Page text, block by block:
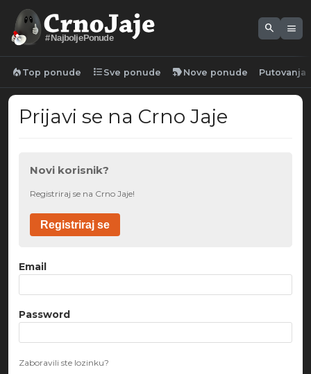
#NajboljePonude
search menu
local_fire_department Top ponude format_list_bulleted Sve ponude new_label Nove ponude Putovanja
Prijavi se na Crno Jaje
Novi korisnik?
Registriraj se na Crno Jaje!
Registriraj se
Email
Password
Zaboravili ste lozinku?